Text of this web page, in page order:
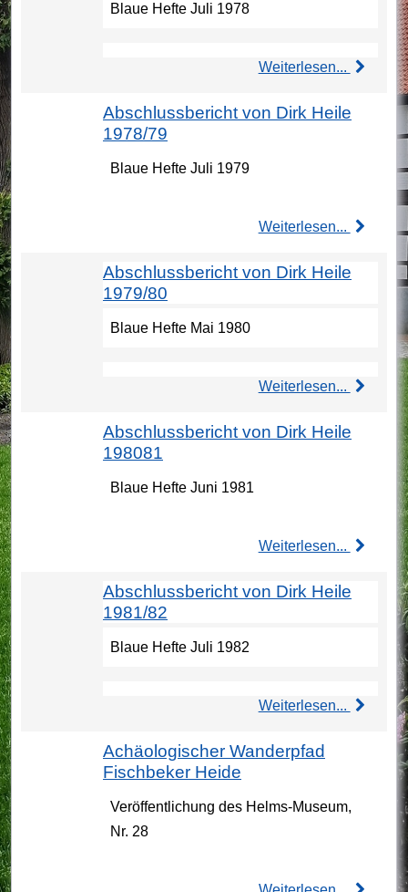
Blaue Hefte Juli 1978
Weiterlesen...
Abschlussbericht von Dirk Heile
1978/79
Blaue Hefte Juli 1979
Weiterlesen...
Abschlussbericht von Dirk Heile
1979/80
Blaue Hefte Mai 1980
Weiterlesen...
Abschlussbericht von Dirk Heile
198081
Blaue Hefte Juni 1981
Weiterlesen...
Abschlussbericht von Dirk Heile
1981/82
Blaue Hefte Juli 1982
Weiterlesen...
Achäologischer Wanderpfad
Fischbeker Heide
Veröffentlichung des Helms-Museum,
Nr. 28